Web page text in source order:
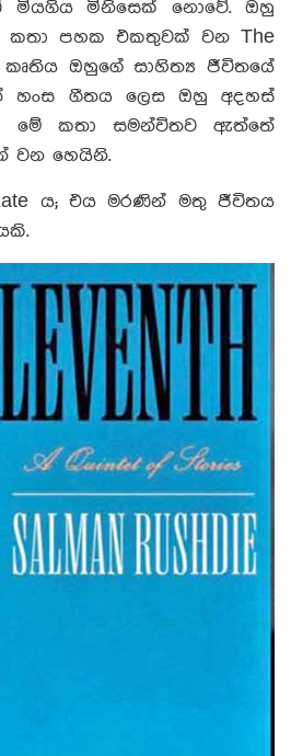
මියගිය මිනිසෙක් නොවේ. ඔහු
කතා පහක එකතුවක් වන The
කෘතිය ඔහුගේ සාහිත්‍ය ජීවිතයේ
හංස ගීතය ලෙස ඔහු අදහස්
මේ කතා සමන්විතව ඇත්තේ
වන හෙයිනි.
ය; එය මරණින් මතු ජීවිතය